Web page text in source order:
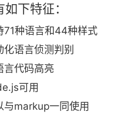
下特征：
71种语言和44种样式
化语言侦测判别
言代码高亮
可用
与markup一同使用